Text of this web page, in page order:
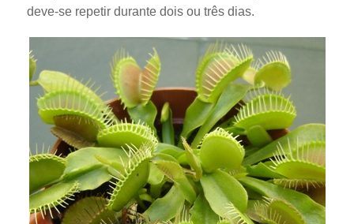
deve-se repetir durante dois ou três dias.